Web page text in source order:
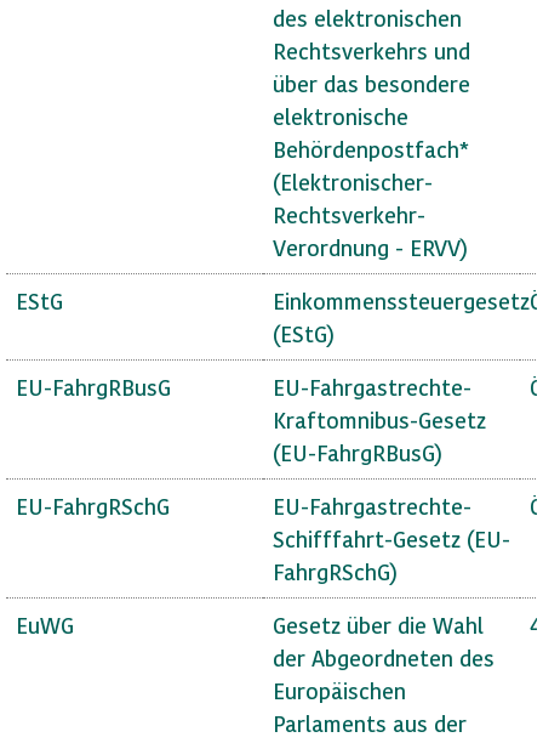
des elektronischen
Rechtsverkehrs und
über das besondere
elektronische
Behördenpostfach*
(Elektronischer-
Rechtsverkehr-
Verordnung - ERVV)
EStG
Einkommenssteuergesetz
(EStG)
EU-FahrgRBusG
EU-Fahrgastrechte-
Kraftomnibus-Gesetz
(EU-FahrgRBusG)
EU-FahrgRSchG
EU-Fahrgastrechte-
Schifffahrt-Gesetz (EU-
FahrgRSchG)
EuWG
Gesetz über die Wahl
der Abgeordneten des
Europäischen
Parlaments aus der